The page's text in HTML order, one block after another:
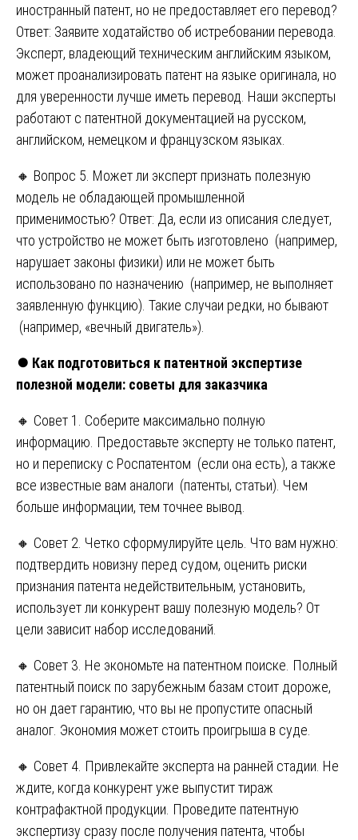
иностранный патент, но не предоставляет его перевод?
Ответ: Заявите ходатайство об истребовании перевода.
Эксперт, владеющий техническим английским языком,
может проанализировать патент на языке оригинала, но
для уверенности лучше иметь перевод. Наши эксперты
работают с патентной документацией на русском,
английском, немецком и французском языках.
🔸 Вопрос 5. Может ли эксперт признать полезную
модель не обладающей промышленной
применимостью? Ответ: Да, если из описания следует,
что устройство не может быть изготовлено (например,
нарушает законы физики) или не может быть
использовано по назначению (например, не выполняет
заявленную функцию). Такие случаи редки, но бывают
(например, «вечный двигатель»).
⏺️ Как подготовиться к патентной экспертизе
полезной модели: советы для заказчика
🔸 Совет 1. Соберите максимально полную
информацию. Предоставьте эксперту не только патент,
но и переписку с Роспатентом (если она есть), а также
все известные вам аналоги (патенты, статьи). Чем
больше информации, тем точнее вывод.
🔸 Совет 2. Четко сформулируйте цель. Что вам нужно:
подтвердить новизну перед судом, оценить риски
признания патента недействительным, установить,
использует ли конкурент вашу полезную модель? От
цели зависит набор исследований.
🔸 Совет 3. Не экономьте на патентном поиске. Полный
патентный поиск по зарубежным базам стоит дороже,
но он дает гарантию, что вы не пропустите опасный
аналог. Экономия может стоить проигрыша в суде.
🔸 Совет 4. Привлекайте эксперта на ранней стадии. Не
ждите, когда конкурент уже выпустит тираж
контрафактной продукции. Проведите патентную
экспертизу сразу после получения патента, чтобы